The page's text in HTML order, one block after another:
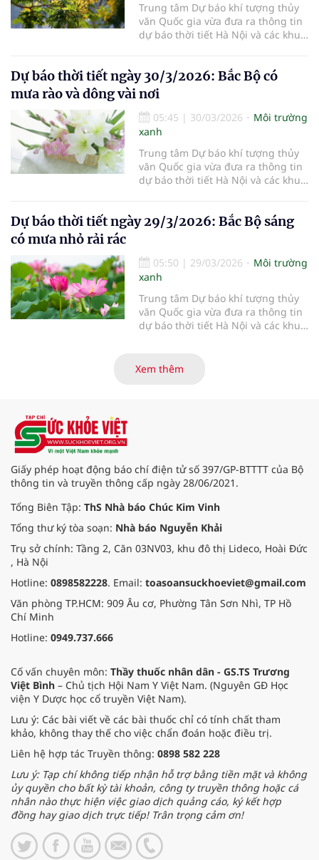
Trung tâm Dự báo khí tượng thủy
văn Quốc gia vừa đưa ra thông tin
dự báo thời tiết Hà Nội và các khu
Dự báo thời tiết ngày 30/3/2026: Bắc Bộ có
mưa rào và dông vài nơi
05:45 | 30/03/2026
Môi trường
xanh
Trung tâm Dự báo khí tượng thủy
văn Quốc gia vừa đưa ra thông tin
dự báo thời tiết Hà Nội và các khu
Dự báo thời tiết ngày 29/3/2026: Bắc Bộ sáng
có mưa nhỏ rải rác
05:50 | 29/03/2026
Môi trường
xanh
Trung tâm Dự báo khí tượng thủy
văn Quốc gia vừa đưa ra thông tin
dự báo thời tiết Hà Nội và các khu
Xem thêm
Giấy phép hoạt động báo chí điện tử số 397/GP-BTTTT của Bộ
thông tin và truyền thông cấp ngày 28/06/2021.
Tổng Biên Tập: ThS Nhà báo Chúc Kim Vinh
Tổng thư ký tòa soạn: Nhà báo Nguyễn Khải
Trụ sở chính: Tầng 2, Căn 03NV03, khu đô thị Lideco, Hoài Đức
, Hà Nội
Hotline: 0898582228. Email: toasoansuckhoeviet@gmail.com
Văn phòng TP.HCM: 909 Âu cơ, Phường Tân Sơn Nhì, TP Hồ
Chí Minh
Hotline: 0949.737.666
Cố vấn chuyên môn: Thầy thuốc nhân dân - GS.TS Trương
Việt Bình – Chủ tịch Hội Nam Y Việt Nam. (Nguyên GĐ Học
viện Y Dược học cổ truyền Việt Nam).
Lưu ý: Các bài viết về các bài thuốc chỉ có tính chất tham
khảo, không thay thế cho việc chẩn đoán hoặc điều trị.
Liên hệ hợp tác Truyền thông: 0898 582 228
Lưu ý: Tạp chí không tiếp nhận hỗ trợ bằng tiền mặt và không
ủy quyền cho bất kỳ tài khoản, công ty truyền thông hoặc cá
nhân nào thực hiện việc giao dịch quảng cáo, ký kết hợp
đồng hay giao dịch trực tiếp! Trân trọng cảm ơn!